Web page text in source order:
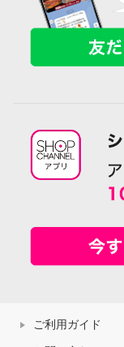
ご利用ガイド